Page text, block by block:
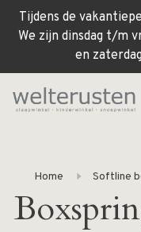
Tijdens de
We zijn dinsdag t/m
en
Home Softline